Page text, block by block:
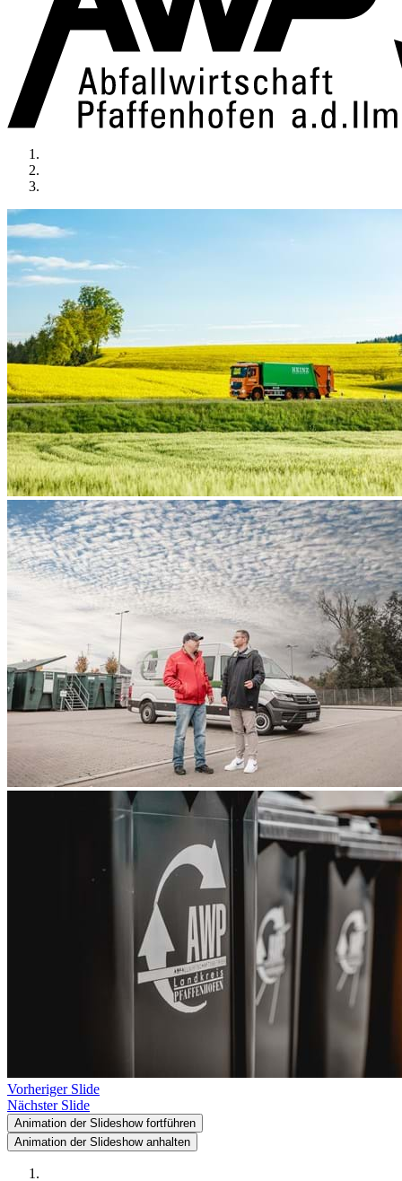
Vorheriger Slide
Nächster Slide
Animation der Slideshow fortführen
Animation der Slideshow anhalten